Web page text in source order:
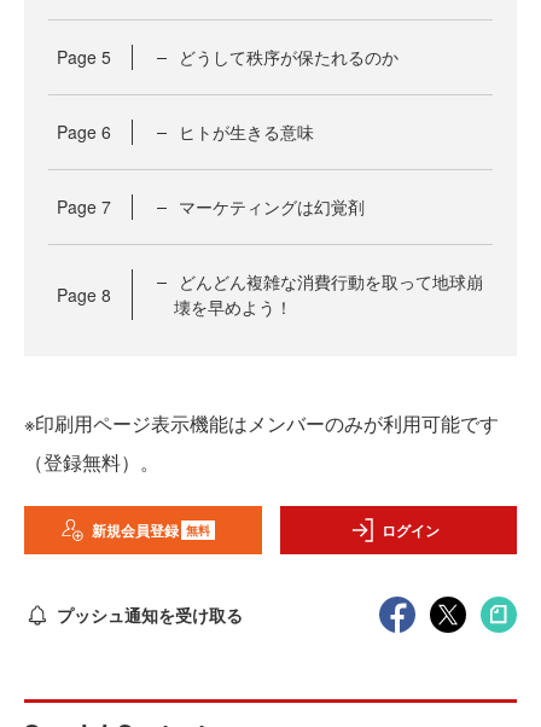
Page 5 どうして秩序が保たれるのか
Page 6 ヒトが生きる意味
Page 7 マーケティングは幻覚剤
Page 8
どんどん複雑な消費行動を取って地球崩
壊を早めよう！
※印刷用ページ表示機能はメンバーのみが利用可能です
（登録無料）。
新規会員登録 無料 ログイン
プッシュ通知を受け取る